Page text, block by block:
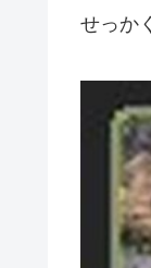
せっか